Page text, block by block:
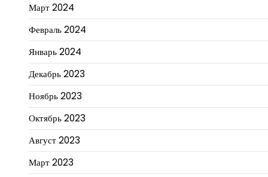
Март 2024
Февраль 2024
Январь 2024
Декабрь 2023
Ноябрь 2023
Октябрь 2023
Август 2023
Март 2023